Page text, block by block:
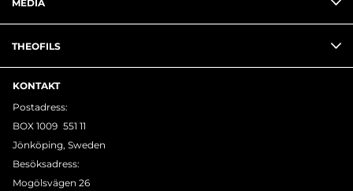
MEDIA
THEOFILS
KONTAKT
Postadress:
BOX 1009 551 11
Jönköping, Sweden
Besöksadress:
Mogölsvägen 26